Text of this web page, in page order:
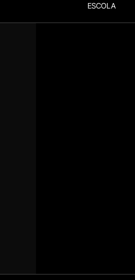
ESCOLA